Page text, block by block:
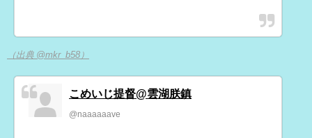
（出典 @mkr_b58）
こめいじ提督@雲湖朕鎮
@naaaaaave